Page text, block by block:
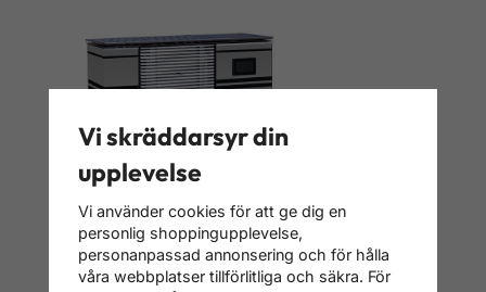
Vi skräddarsyr din
upplevelse
Vi använder cookies för att ge dig en
personlig shoppingupplevelse,
personanpassad annonsering och för hålla
våra webbplatser tillförlitliga och säkra. För